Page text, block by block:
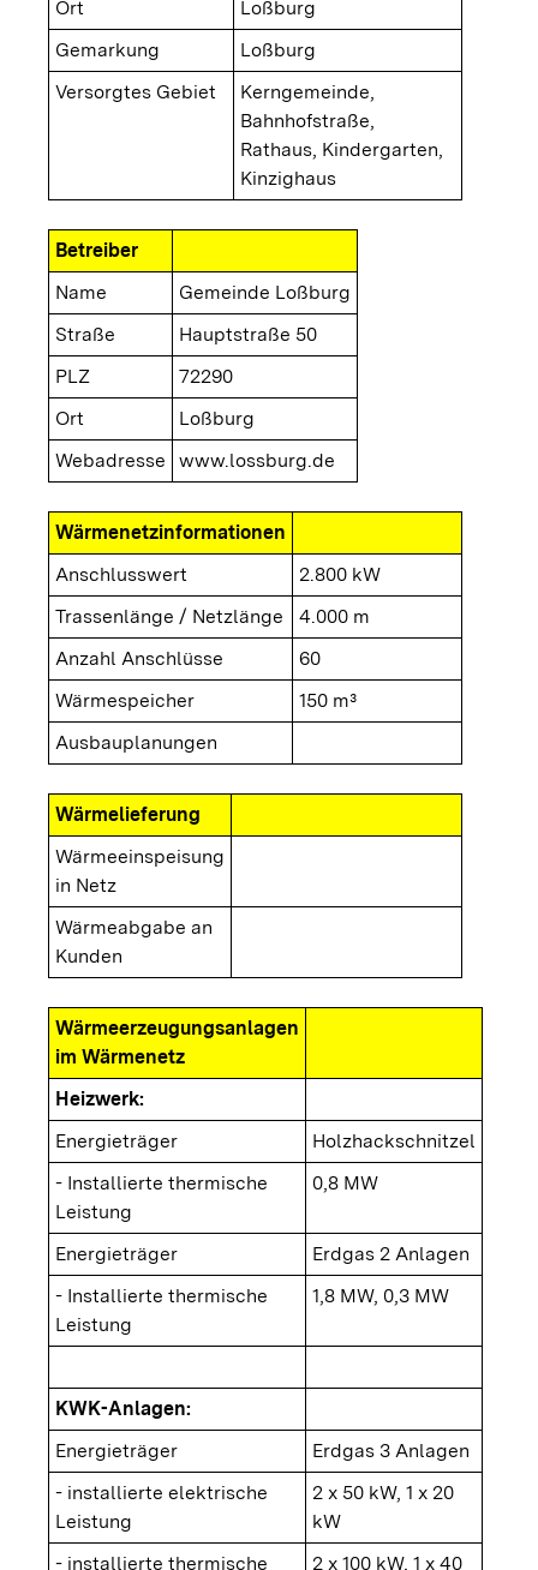
Ort
Loßburg
Gemarkung
Loßburg
Versorgtes Gebiet
Kerngemeinde,
Bahnhofstraße,
Rathaus, Kindergarten,
Kinzighaus
Betreiber
Name
Gemeinde Loßburg
Straße
Hauptstraße 50
PLZ
72290
Ort
Loßburg
Webadresse
www.lossburg.de
Wärmenetzinformationen
Anschlusswert
2.800 kW
Trassenlänge / Netzlänge
4.000 m
Anzahl Anschlüsse
60
Wärmespeicher
150 m³
Ausbauplanungen
Wärmelieferung
Wärmeeinspeisung
in Netz
Wärmeabgabe an
Kunden
Wärmeerzeugungsanlagen
im Wärmenetz
Heizwerk:
Energieträger
Holzhackschnitzel
- Installierte thermische
Leistung
0,8 MW
Energieträger
Erdgas 2 Anlagen
- Installierte thermische
Leistung
1,8 MW, 0,3 MW
KWK-Anlagen:
Energieträger
Erdgas 3 Anlagen
- installierte elektrische
Leistung
2 x 50 kW, 1 x 20
kW
- installierte thermische
2 x 100 kW, 1 x 40